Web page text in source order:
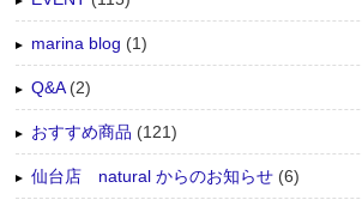
marina blog (1)
Q&A(2)
おすすめ商品 (121)
仙台店 natural からのお知らせ (6)